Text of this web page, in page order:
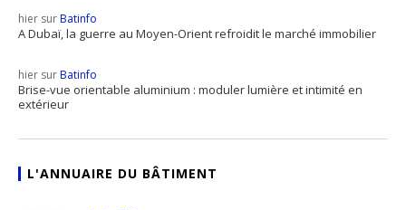
hier surBatinfo
A Dubaï, la guerre au Moyen-Orient refroidit le marché immobilier
hier surBatinfo
Brise-vue orientable aluminium : moduler lumière et intimité en
extérieur
L'ANNUAIRE DU BÂTIMENT